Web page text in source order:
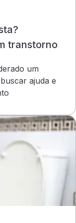
transtorno
um
ajuda e